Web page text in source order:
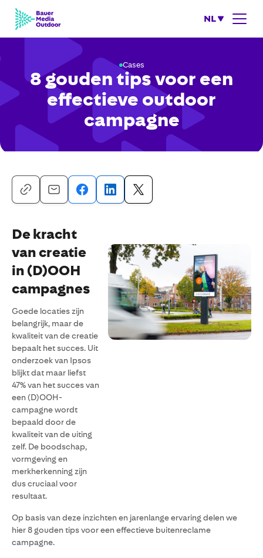
NL
Cases
8 gouden tips voor een
effectieve outdoor
campagne
De kracht
van creatie
in (D)OOH
campagnes
Goede locaties zijn
belangrijk, maar de
kwaliteit van de creatie
bepaalt het succes. Uit
onderzoek van Ipsos
blijkt dat maar liefst
47% van het succes van
een (D)OOH-
campagne wordt
bepaald door de
kwaliteit van de uiting
zelf. De boodschap,
vormgeving en
merkherkenning zijn
dus cruciaal voor
resultaat.
Op basis van deze inzichten en jarenlange ervaring delen we
hier 8 gouden tips voor een effectieve buitenreclame
campagne.